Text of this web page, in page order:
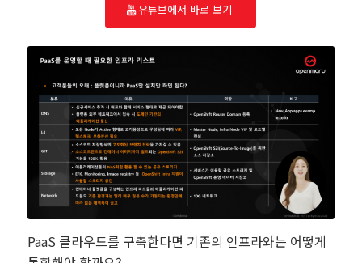
유튜브에서 바로 보기
PaaS 클라우드를 구축한다면 기존의 인프라와는 어떻게